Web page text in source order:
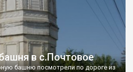
в с.Почтовое
башню посмотрели по дороге из